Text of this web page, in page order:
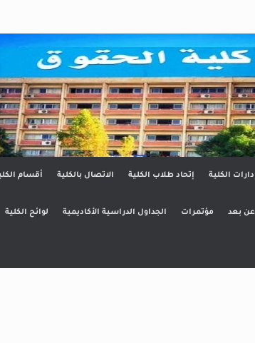
الكلية إتحاد طلاب الكلية الاتصال بالكلية أقسام
عن بعد مؤتمرات الجداول الدراسية الأكاديمية لوائح الكلية